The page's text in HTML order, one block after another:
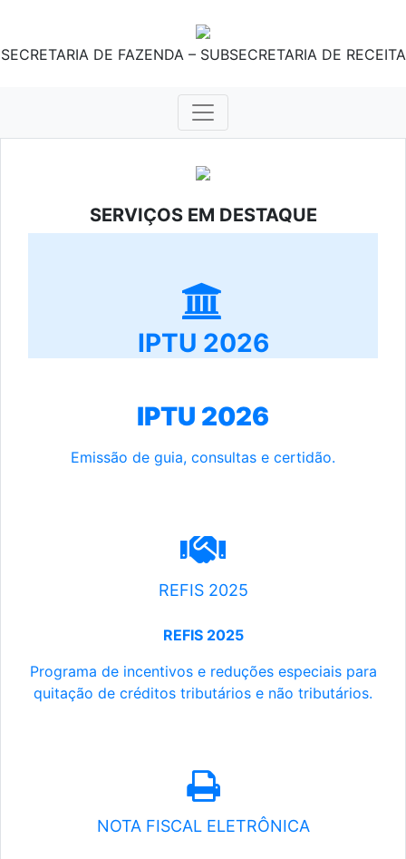
SECRETARIA DE FAZENDA – SUBSECRETARIA DE RECEITA
SERVIÇOS EM DESTAQUE
IPTU 2026
IPTU 2026
Emissão de guia, consultas e certidão.
REFIS 2025
REFIS 2025
Programa de incentivos e reduções especiais para
quitação de créditos tributários e não tributários.
NOTA FISCAL ELETRÔNICA